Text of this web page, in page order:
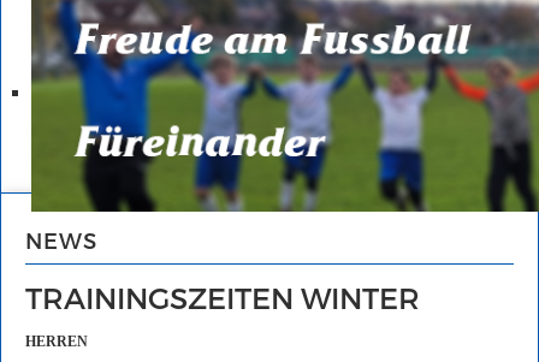
NEWS
TRAININGSZEITEN WINTER
HERREN